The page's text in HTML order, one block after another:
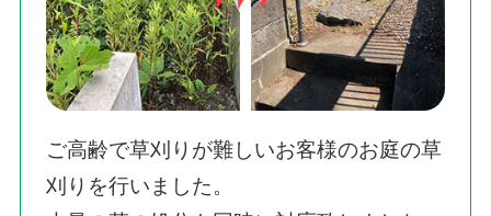
ご高齢で草刈りが難しいお客様のお庭の草
刈りを行いました。